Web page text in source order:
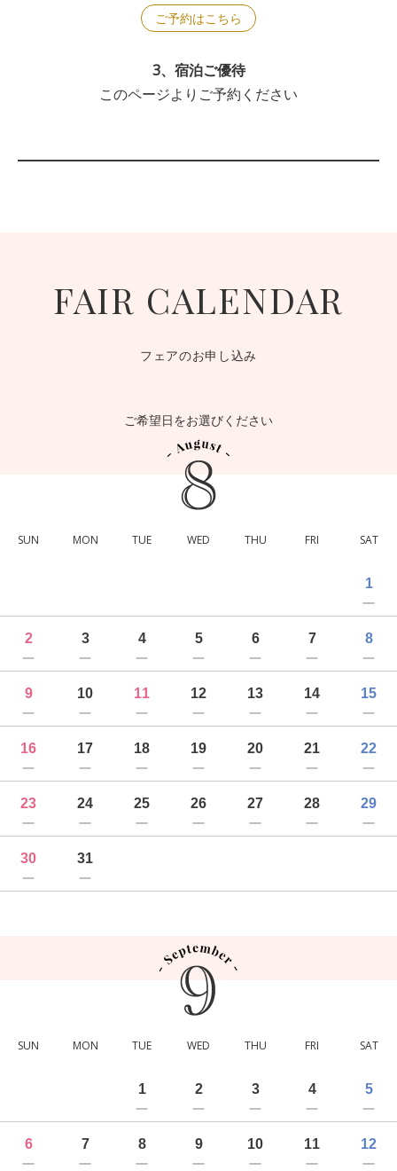
ご予約はこちら
3、宿泊ご優待
このページよりご予約ください
FAIR CALENDAR
フェアのお申し込み
ご希望日をお選びください
SUN MON TUE WED THU FRI SAT
1
2 3 4 5 6 7 8
9 10 11 12 13 14 15
16 17 18 19 20 21 22
23 24 25 26 27 28 29
30 31
SUN MON TUE WED THU FRI SAT
1 2 3 4 5
6 7 8 9 10 11 12